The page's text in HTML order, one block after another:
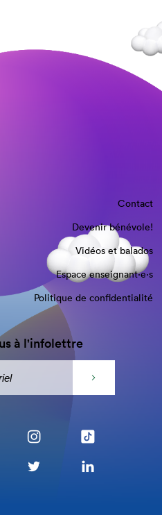
Contact
Devenir bénévole!
Vidéos et balados
Espace enseignant·e⋅s
Politique de confidentialité
à l'infolettre